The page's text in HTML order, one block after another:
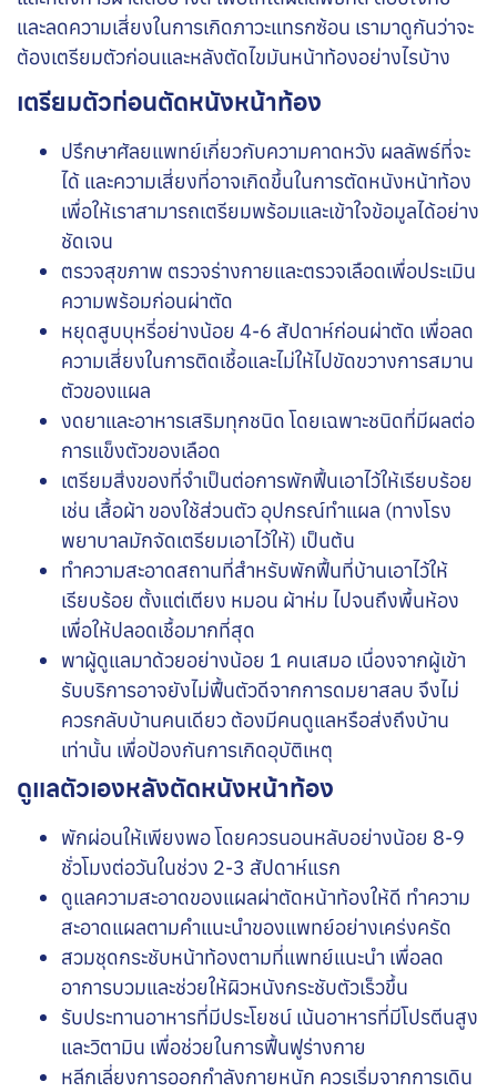
และลดความเสี่ยงในการเกิดภาวะแทรกซ้อน เรามาดูกันว่าจะ
ต้องเตรียมตัวก่อนและหลังตัดไขมันหน้าท้องอย่างไรบ้าง
เตรียมตัวก่อนตัดหนังหน้าท้อง
ปรึกษาศัลยแพทย์เกี่ยวกับความคาดหวัง ผลลัพธ์ที่จะ
ได้ และความเสี่ยงที่อาจเกิดขึ้นในการตัดหนังหน้าท้อง
เพื่อให้เราสามารถเตรียมพร้อมและเข้าใจข้อมูลได้อย่าง
ชัดเจน
ตรวจสุขภาพ ตรวจร่างกายและตรวจเลือดเพื่อประเมิน
ความพร้อมก่อนผ่าตัด
หยุดสูบบุหรี่อย่างน้อย 4-6 สัปดาห์ก่อนผ่าตัด เพื่อลด
ความเสี่ยงในการติดเชื้อและไม่ให้ไปขัดขวางการสมาน
ตัวของแผล
งดยาและอาหารเสริมทุกชนิด โดยเฉพาะชนิดที่มีผลต่อ
การแข็งตัวของเลือด
เตรียมสิ่งของที่จำเป็นต่อการพักฟื้นเอาไว้ให้เรียบร้อย
เช่น เสื้อผ้า ของใช้ส่วนตัว อุปกรณ์ทำแผล (ทางโรง
พยาบาลมักจัดเตรียมเอาไว้ให้) เป็นต้น
ทำความสะอาดสถานที่สำหรับพักฟื้นที่บ้านเอาไว้ให้
เรียบร้อย ตั้งแต่เตียง หมอน ผ้าห่ม ไปจนถึงพื้นห้อง
เพื่อให้ปลอดเชื้อมากที่สุด
พาผู้ดูแลมาด้วยอย่างน้อย 1 คนเสมอ เนื่องจากผู้เข้า
รับบริการอาจยังไม่ฟื้นตัวดีจากการดมยาสลบ จึงไม่
ควรกลับบ้านคนเดียว ต้องมีคนดูแลหรือส่งถึงบ้าน
เท่านั้น เพื่อป้องกันการเกิดอุบัติเหตุ
ดูแลตัวเองหลังตัดหนังหน้าท้อง
พักผ่อนให้เพียงพอ โดยควรนอนหลับอย่างน้อย 8-9
ชั่วโมงต่อวันในช่วง 2-3 สัปดาห์แรก
ดูแลความสะอาดของแผลผ่าตัดหน้าท้องให้ดี ทำความ
สะอาดแผลตามคำแนะนำของแพทย์อย่างเคร่งครัด
สวมชุดกระชับหน้าท้องตามที่แพทย์แนะนำ เพื่อลด
อาการบวมและช่วยให้ผิวหนังกระชับตัวเร็วขึ้น
รับประทานอาหารที่มีประโยชน์ เน้นอาหารที่มีโปรตีนสูง
และวิตามิน เพื่อช่วยในการฟื้นฟูร่างกาย
หลีกเลี่ยงการออกกำลังกายหนัก ควรเริ่มจากการเดิน